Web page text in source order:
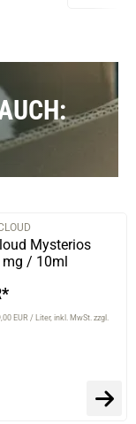
Mysterios
mg / 10ml
EUR / Liter inkl. MwSt. zzgl.